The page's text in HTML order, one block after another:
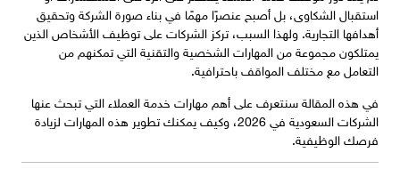
استقبال الشكاوى، بل أصبح عنصرًا مهمًا في بناء صورة الشركة وتحقيق
أهدافها التجارية. ولهذا السبب، تركز الشركات على توظيف الأشخاص الذين
يمتلكون مجموعة من المهارات الشخصية والتقنية التي تمكنهم من
التعامل مع مختلف المواقف باحترافية.
في هذه المقالة سنتعرف على أهم مهارات خدمة العملاء التي تبحث عنها
الشركات السعودية في 2026، وكيف يمكنك تطوير هذه المهارات لزيادة
فرصك الوظيفية.